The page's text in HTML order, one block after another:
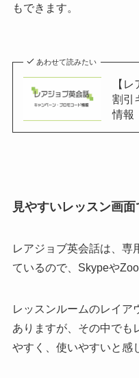
もできます。
あわせて読みたい
【
割引
情報
見やすいレッスン画
レアジョブ英会話は、専
ているので、Skypeや
レッスンルームのレイア
ありますが、その中でも
やすく、使いやすいと感